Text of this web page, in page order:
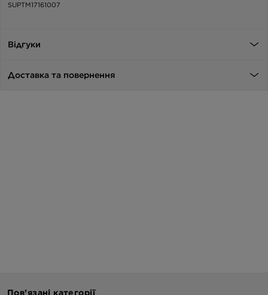
SUPTM17161007
Відгуки
Доставка та повернення
Пов’язані категорії